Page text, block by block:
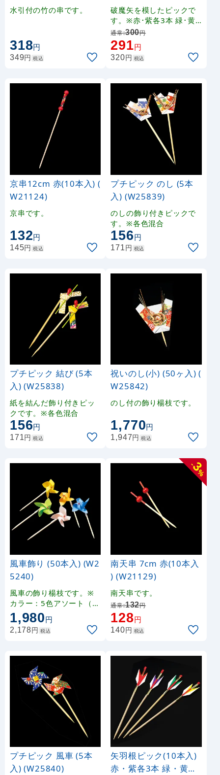
水引付の竹の串です。
318円
349円 税込
2本 (W23479)
破魔矢を模したピックで
す。※赤･紫各3本 緑･黄
各2本 アソート
通常:300円
291円
320円 税込
京串12cm 赤(10本入) (
W21124)
京串です。
132円
145円 税込
プチピック のし (5本
入) (W25839)
のしの飾り付きピックで
す。※各色混合
156円
171円 税込
プチピック 結び (5本
入) (W25838)
紙を結んだ飾り付きピッ
クです。※各色混合
156円
171円 税込
祝いのし(小) (50ヶ入) (
W25842)
のし付の飾り楊枝です。
1,770円
1,947円 税込
風車飾り (50本入) (W2
5240)
風車の飾り楊枝です。※
カラー：5色アソート（各
色10本入）
1,980円
2,178円 税込
-
3
%
南天串 7cm 赤(10本入
) (W21129)
南天串です。
通常:132円
128円
140円 税込
プチピック 風車 (5本
入) (W25840)
矢羽根ピック(10本入)
赤・紫各3本 緑・黄各